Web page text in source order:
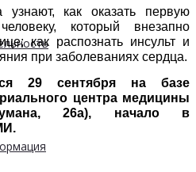
узнают, как оказать первую
который внезапно
как распознать инсульт и
при заболеваниях сердца.
29 сентября на базе
центра медицины
26а), начало в